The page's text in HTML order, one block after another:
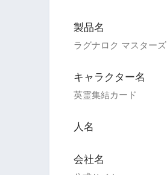
製品名
ラグナロク マスターズ
キャラクター名
英霊集結カード
人名
会社名